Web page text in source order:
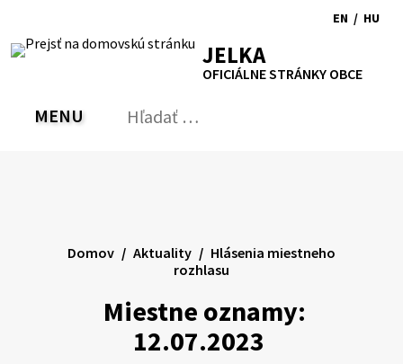
obsah
RSS MapaTlačiť
Zvýšiť
kontrast
písmapísma
EN
to
/ HU
JELKA
OFICIÁLNE STRÁNKY OBCE
PREPNÚŤ
MENU Hľadať:
Miestne oznamy:
12.07.2023
Domov Aktuality
Hlásenia miestneho
rozhlasu